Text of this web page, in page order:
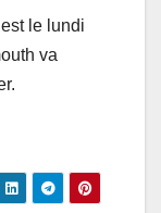
le lundi
va